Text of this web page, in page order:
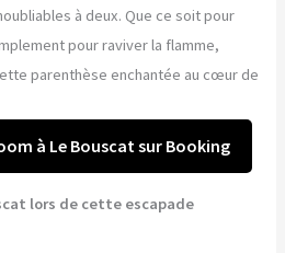
à deux. Que ce soit pour
pour raviver la flamme,
parenthèse enchantée au cœur de
à Le Bouscat sur Booking
lors de cette escapade